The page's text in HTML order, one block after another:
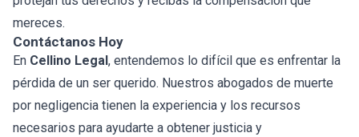
mereces.
Contáctanos Hoy
En Cellino Legal, entendemos lo difícil que es enfrentar la
pérdida de un ser querido. Nuestros abogados de muerte
por negligencia tienen la experiencia y los recursos
necesarios para ayudarte a obtener justicia y